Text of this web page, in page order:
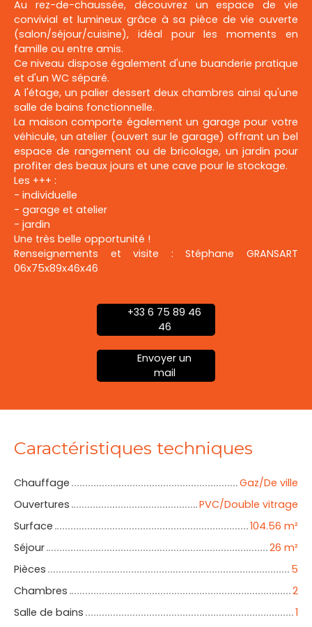
Au rez-de-chaussée, découvrez un espace de vie
convivial et lumineux grâce à sa pièce de vie ouverte
(salon/séjour/cuisine), idéal pour les moments en
famille ou entre amis.
Ce niveau dispose également d'une buanderie pratique
et d'un WC séparé.
A l'étage, un palier dessert deux chambres ainsi qu'une
salle de bains fonctionnelle.
La maison comporte également un garage pour votre
véhicule, un atelier (ouvert sur le garage) offrant un bel
espace de rangement ou de bricolage, un jardin pour
profiter des beaux jours et une cave pour le stockage.
Les +++ :
- individuelle
- garage et atelier
- jardin
Une très belle opportunité !
Renseignements et visite : Stéphane GRANSART
06x75x89x46x46
+33 6 75 89 46
46
Envoyer un
mail
Caractéristiques techniques
Chauffage
Gaz/De ville
Ouvertures
PVC/Double vitrage
Surface
104.56 m²
Séjour
26 m²
Pièces
5
Chambres
2
Salle de bains
1